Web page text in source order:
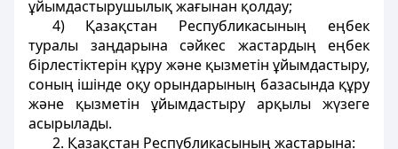
ұйымдастырушылық жағынан қолдау;
4) Қазақстан Республикасының еңбек
туралы заңдарына сәйкес жастардың еңбек
бiрлестiктерiн құру және қызметiн ұйымдастыру,
соның iшiнде оқу орындарының базасында құру
және қызметін ұйымдастыру арқылы жүзеге
асырылады.
2. Қазақстан Республикасының жастарына: